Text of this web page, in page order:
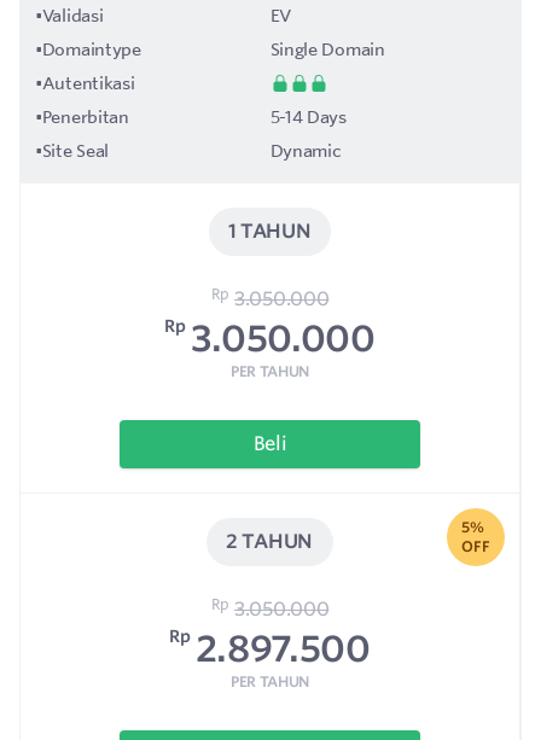
•Validasi
EV
•Domaintype
Single Domain
•Autentikasi
•Penerbitan
5-14 Days
•Site Seal Dynamic
1 TAHUN
Rp 3.050.000
Rp 3.050.000
PER TAHUN
Beli
2 TAHUN
5%
OFF
Rp 3.050.000
Rp 2.897.500
PER TAHUN